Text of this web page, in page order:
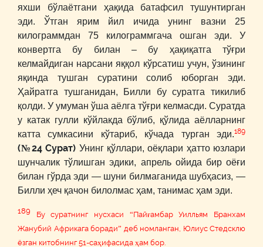
яхши бўлаётгани ҳақида батафсил тушунтирган
эди. Ўтган ярим йил ичида унинг вазни 25
килограммдан 75 килограммгача ошган эди. У
конвертга бу билан – бу ҳақиқатга тўғри
келмайдиган нарсани яққол кўрсатиш учун, ўзининг
яқинда тушган суратини солиб юборган эди.
Ҳайратга тушганидан, Билли бу суратга тикилиб
қолди. У умуман ўша аёлга тўғри келмасди. Суратда
у катак гулли кўйлакда бўлиб, қўлида аёлларнинг
катта сумкасини кўтариб, кўчада турган эди.189
(№24 Сурат) Унинг қўллари, оёқлари ҳатто юзлари
шунчалик тўлишган эдики, апрель ойида бир оёғи
билан гўрда эди ― шуни билмаганида шубҳасиз, ―
Билли ҳеч қачон билолмас ҳам, танимас ҳам эди.
189 Бу суратнинг нусхаси “Пайғамбар Уилльям Бранхам
Жанубий Африкага боради” деб номланган, Юлиус Стедсклю
ёзган китобнинг 51-саҳифасида ҳам бор.